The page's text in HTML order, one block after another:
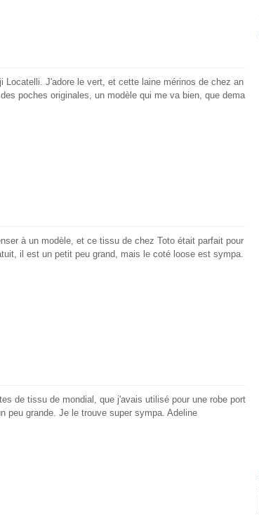
Locatelli. J'adore le vert, et cette laine mérinos de chez an
poches originales, un modèle qui me va bien, que dema
à un modèle, et ce tissu de chez Toto était parfait pour
il est un petit peu grand, mais le coté loose est sympa.
de tissu de mondial, que j'avais utilisé pour une robe port
peu grande. Je le trouve super sympa. Adeline